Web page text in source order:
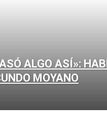
ALGO ASÍ»:
MOYANO